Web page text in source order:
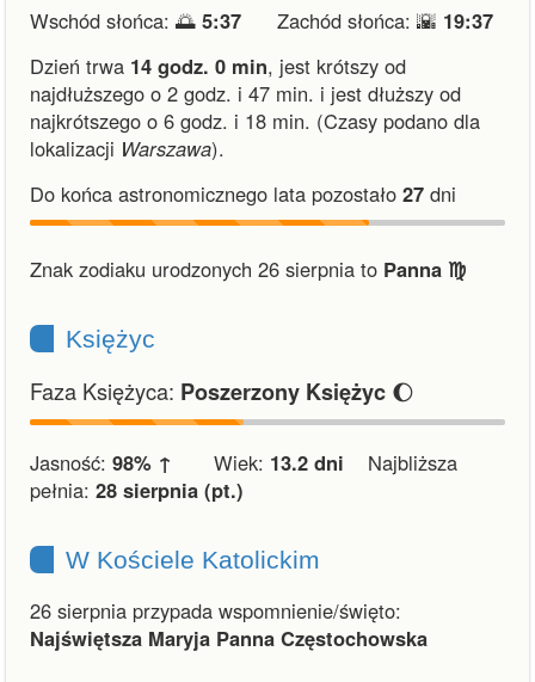
Wschód słońca: 🌅 5:37 Zachód słońca: 🌇 19:37
Dzień trwa 14 godz. 0 min, jest krótszy od
najdłuższego o 2 godz. i 47 min. i jest dłuższy od
najkrótszego o 6 godz. i 18 min. (Czasy podano dla
lokalizacji Warszawa).
Do końca astronomicznego lata pozostało 27 dni
Znak zodiaku urodzonych 26 sierpnia to Panna ♍︎
Księżyc
Faza Księżyca: Poszerzony Księżyc 🌔
Jasność: 98% ↑ Wiek: 13.2 dni Najbliższa
pełnia: 28 sierpnia (pt.)
W Kościele Katolickim
26 sierpnia przypada wspomnienie/święto:
Najświętsza Maryja Panna Częstochowska